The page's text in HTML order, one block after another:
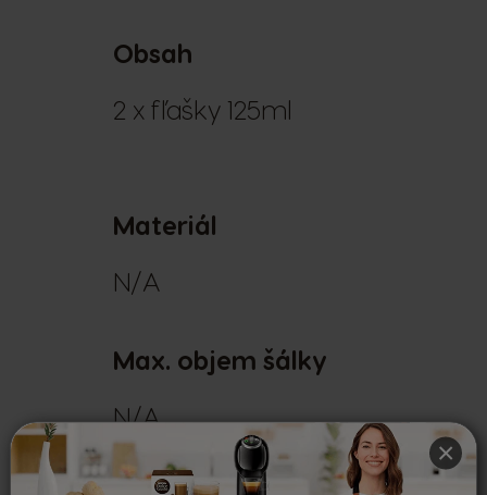
Obsah
2 x fľašky 125ml
Materiál
N/A
Max. objem šálky
N/A
×